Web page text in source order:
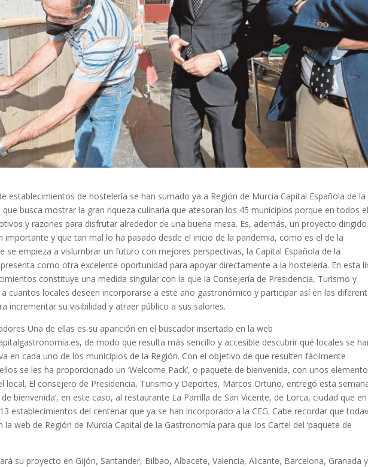
establecimientos de hostelería se han sumado ya a Región de Murcia Capital Española de la
busca mostrar la gran riqueza culinaria que atesoran los 45 municipios porque en todos
y razones para disfrutar alrededor de una buena mesa. Es, además, un proyecto dirigido
importante y que tan mal lo ha pasado desde el inicio de la pandemia, como es el de la
se empieza a vislumbrar un futuro con mejores perspectivas, la Capital Española de la
como otra excelente oportunidad para apoyar directamente a la hostelería. En esta
constituye una medida singular con la que la Consejería de Presidencia, Turismo y
cuantos locales deseen incorporarse a este año gastronómico y participar así en las
incrementar su visibilidad y atraer público a sus salones.
Una de ellas es su aparición en el buscador insertado en la web
de modo que resulta más sencillo y accesible descubrir qué locales se
en cada uno de los municipios de la Región. Con el objetivo de que resulten fácilmente
se les ha proporcionado un ‘Welcome Pack’, o paquete de bienvenida, con unos
local. El consejero de Presidencia, Turismo y Deportes, Marcos Ortuño, entregó esta
bienvenida’, en este caso, al restaurante La Parrilla de San Vicente, de Lorca, ciudad que
establecimientos del centenar que ya se han incorporado a la CEG. Cabe recordar que
web de Región de Murcia Capital de la Gastronomía para que los Cartel del ‘paquete de
su proyecto en Gijón, Santander, Bilbao, Albacete, Valencia, Alicante, Barcelona, Granada y